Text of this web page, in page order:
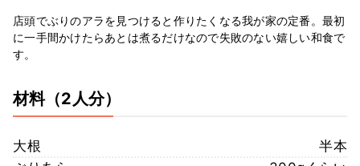
店頭でぶりのアラを見つけると作りたくなる我が家の定番。最初
に一手間かけたらあとは煮るだけなので失敗のない嬉しい和食で
す。
材料（2人分）
大根
半本